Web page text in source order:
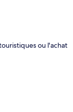
ou l'achat